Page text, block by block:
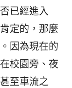
已經進入
定的，那麼
因為現在的
校園旁、夜
至車流之